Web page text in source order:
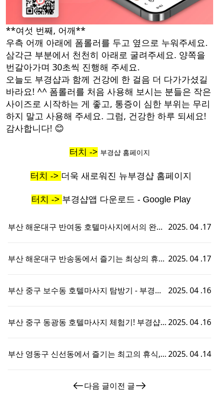
**여섯 번째, 어깨**
우측 어깨 아래에 폼롤러를 두고 옆으로 누워주세요.
삼각근 부분에서 천천히 아래로 굴려주세요. 양쪽을
번갈아가며 30초씩 진행해 주세요.
오늘도 부경샵과 함께 건강에 한 걸음 더 다가가셨길
바라요! ^^ 폼롤러를 처음 사용해 보시는 분들은 작은
사이즈로 시작하는 게 좋고, 통증이 심한 부위는 무리
하지 말고 사용해 주세요. 그럼, 건강한 하루 되세요!
감사합니다! 😊
터치 -> 부경샵 홈페이지
터치 -> 더욱 새로워진 뉴부경샵 홈페이지
터치 -> 부경샵앱 다운로드 - Google Play
부산 해운대구 반여동 호텔마사지에서의 완벽 2025. 04 .17
부산 해운대구 반송동에서 즐기는 최상의 휴식, 2025. 04 .17
부산 중구 보수동 호텔마사지 탐방기 - 부경샵
2025. 04 .16
부산 중구 동광동 호텔마사지 체험기! 부경샵에2025. 04 .16
부산 영동구 신선동에서 즐기는 최고의 휴식,
2025. 04 .14
다음 글이전 글